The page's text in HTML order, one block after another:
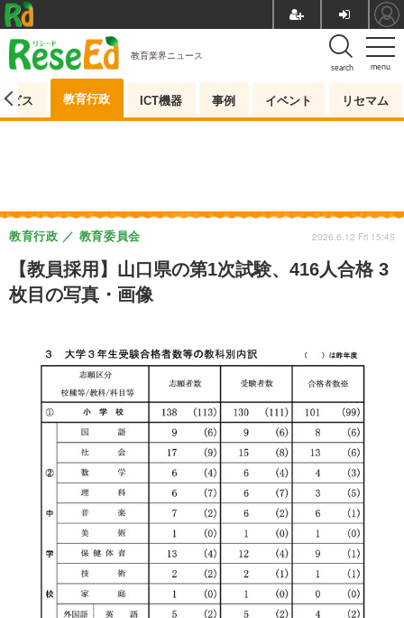
menu
search
教育業界ニュース
ビス 教育行政 ICT機器 事例 イベント リセマム
【教員採用】山口県の第1次試験、416人合格 3
枚目の写真・画像
教育行政 教育委員会 2026.6.12 Fri 15:45